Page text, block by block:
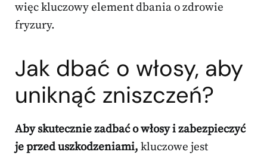
więc kluczowy element dbania o zdrowie
fryzury.
Jak dbać o włosy, aby
uniknąć zniszczeń?
Aby skutecznie zadbać o włosy i zabezpieczyć
je przed uszkodzeniami, kluczowe jest